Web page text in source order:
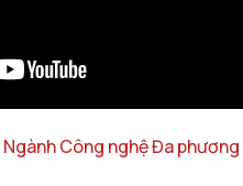
Ngành Công nghệ Đa